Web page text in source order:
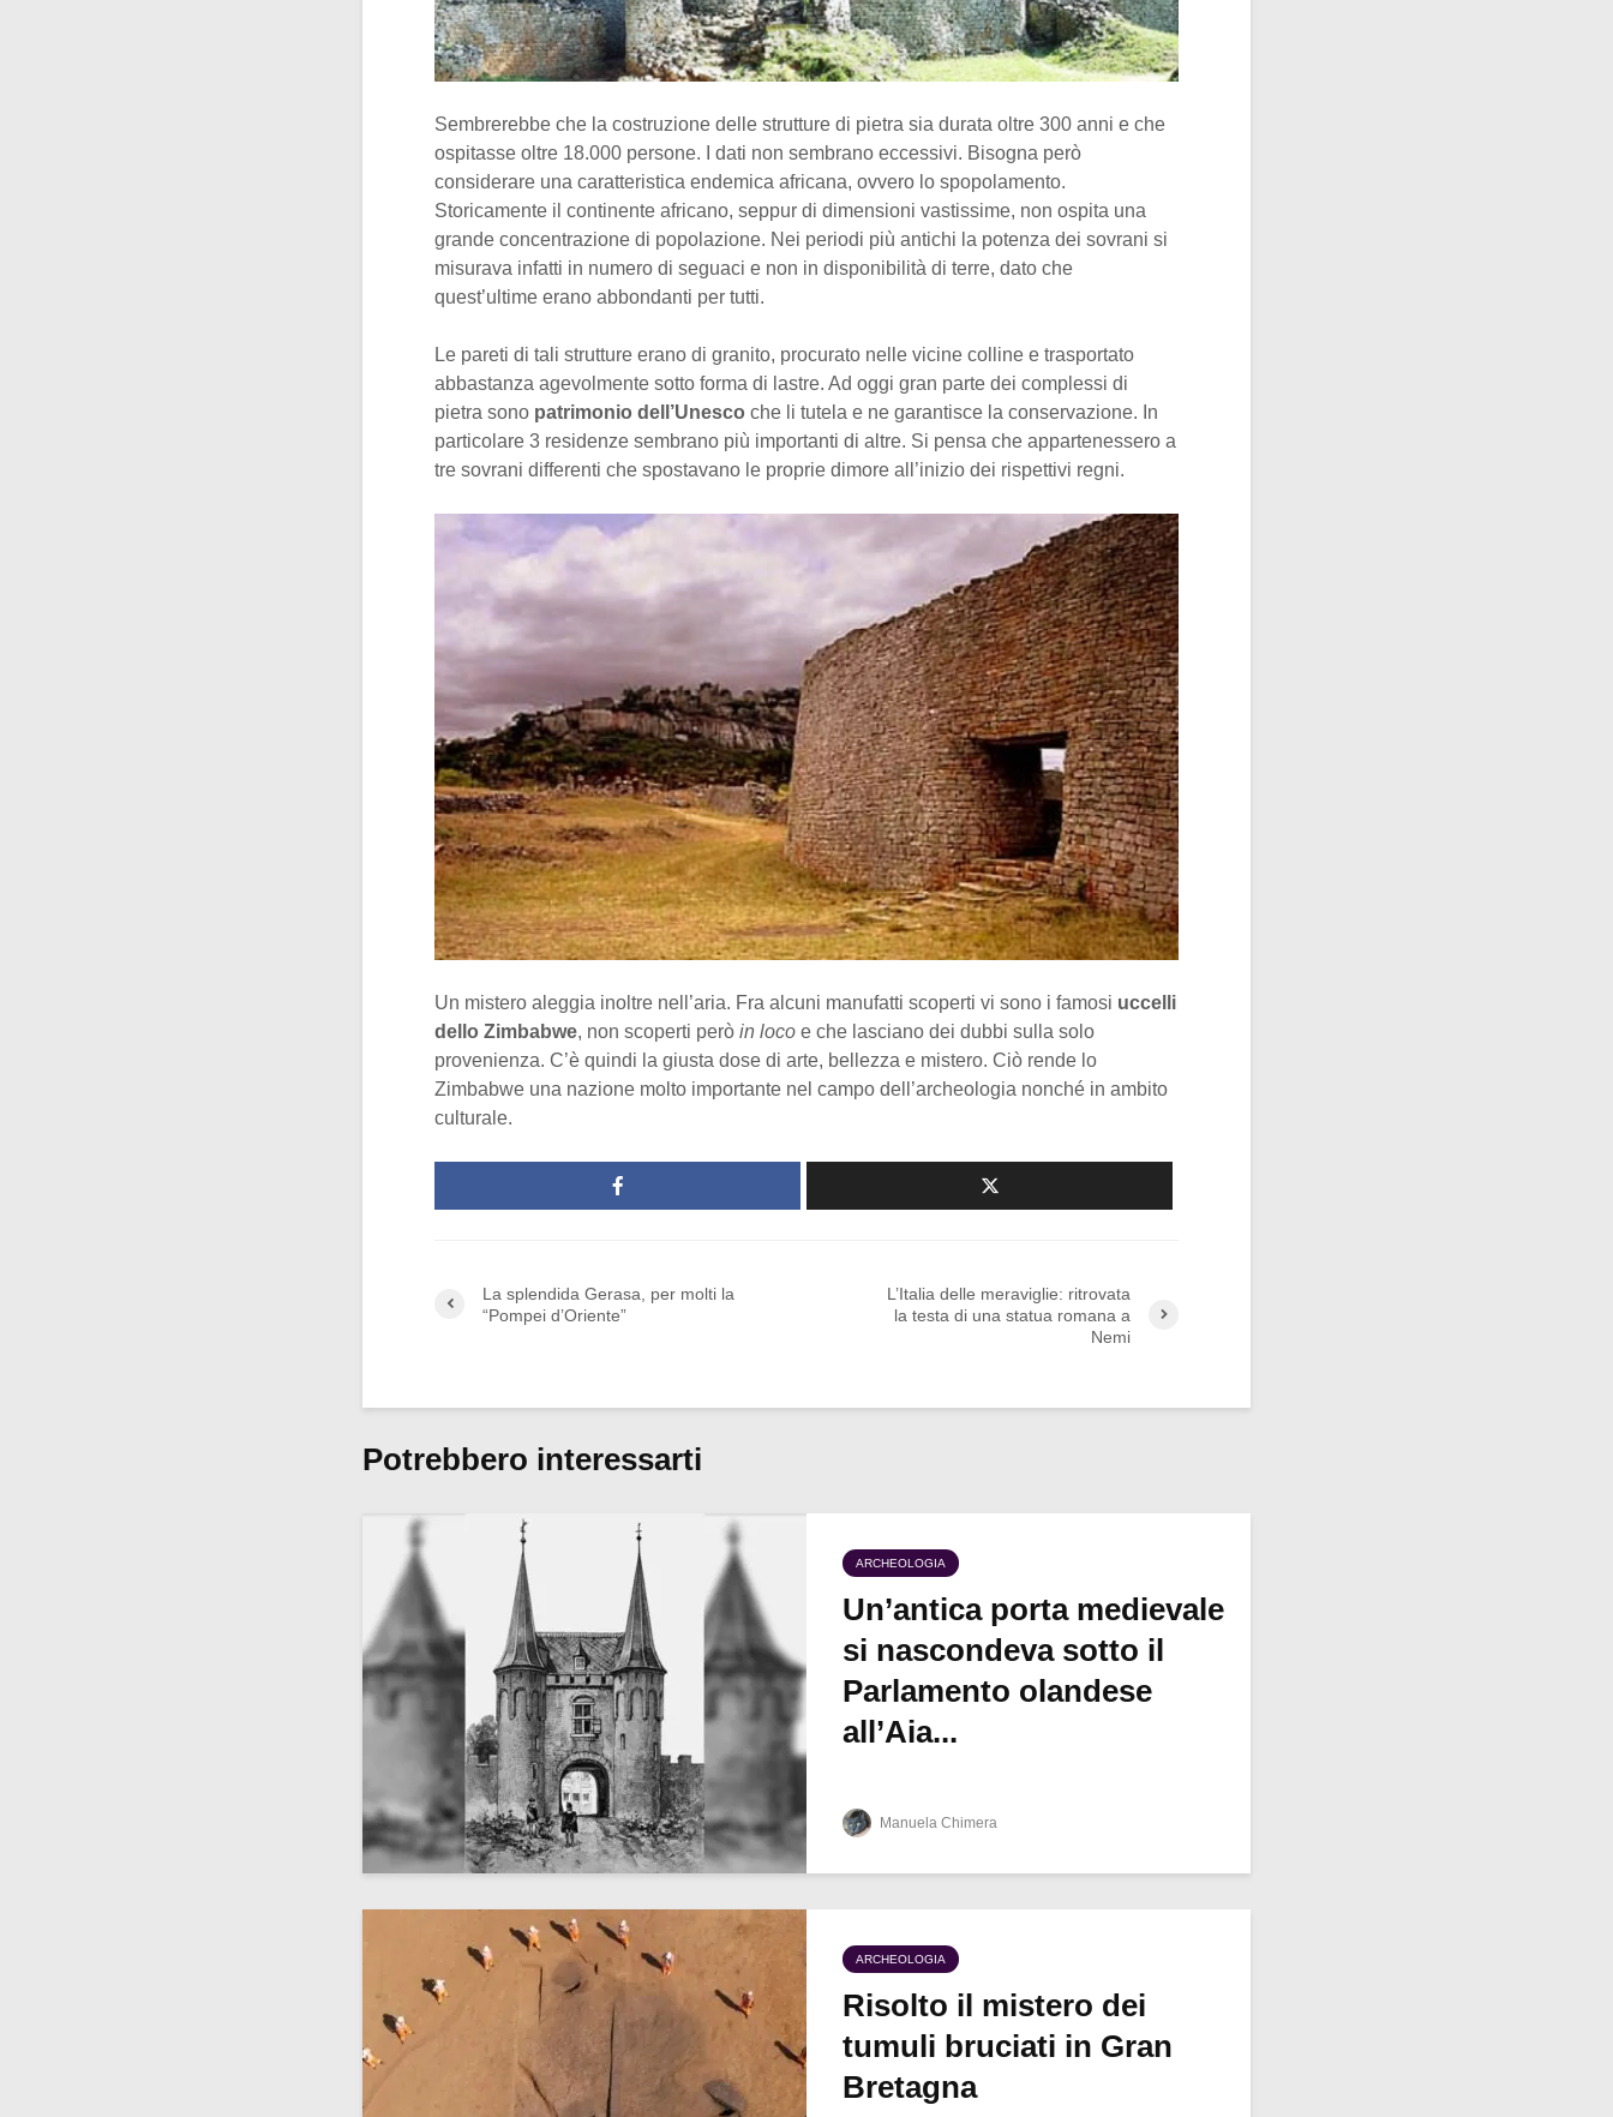
Sembrerebbe che la costruzione delle strutture di pietra sia durata oltre 300 anni e che
ospitasse oltre 18.000 persone. I dati non sembrano eccessivi. Bisogna però
considerare una caratteristica endemica africana, ovvero lo spopolamento.
Storicamente il continente africano, seppur di dimensioni vastissime, non ospita una
grande concentrazione di popolazione. Nei periodi più antichi la potenza dei sovrani si
misurava infatti in numero di seguaci e non in disponibilità di terre, dato che
quest’ultime erano abbondanti per tutti.
Le pareti di tali strutture erano di granito, procurato nelle vicine colline e trasportato
abbastanza agevolmente sotto forma di lastre. Ad oggi gran parte dei complessi di
pietra sono patrimonio dell’Unesco che li tutela e ne garantisce la conservazione. In
particolare 3 residenze sembrano più importanti di altre. Si pensa che appartenessero a
tre sovrani differenti che spostavano le proprie dimore all’inizio dei rispettivi regni.
Un mistero aleggia inoltre nell’aria. Fra alcuni manufatti scoperti vi sono i famosi uccelli
dello Zimbabwe, non scoperti però in loco e che lasciano dei dubbi sulla solo
provenienza. C’è quindi la giusta dose di arte, bellezza e mistero. Ciò rende lo
Zimbabwe una nazione molto importante nel campo dell’archeologia nonché in ambito
culturale.
La splendida Gerasa, per molti la
“Pompei d’Oriente”
L’Italia delle meraviglie: ritrovata
la testa di una statua romana a
Nemi
Potrebbero interessarti
ARCHEOLOGIA
Un’antica porta medievale
si nascondeva sotto il
Parlamento olandese
all’Aia...
Manuela Chimera
ARCHEOLOGIA
Risolto il mistero dei
tumuli bruciati in Gran
Bretagna